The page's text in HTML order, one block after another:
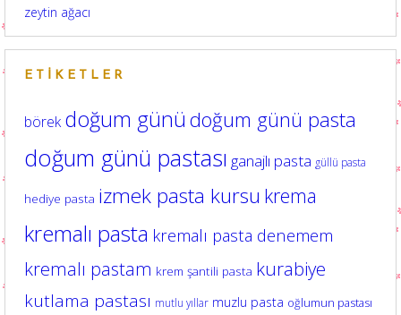
zeytin ağacı
ETIKETLER
börek doğum günüdoğum günü pasta
doğum günü pastası ganajlı pasta güllü pasta
hediye pasta izmek pasta kursu krema
kremalı pasta kremalı pasta denemem
kremalı pastam krem şantili pasta kurabiye
kutlama pastası mutlu yıllar muzlu pasta oğlumun pastası